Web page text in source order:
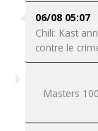
06/08 05:07
Chili: Kast
contre le
Masters